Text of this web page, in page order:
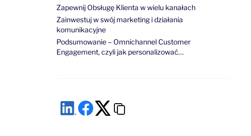
Zapewnij Obsługę Klienta w wielu kanałach
Zainwestuj w swój marketing i działania
komunikacyjne
Podsumowanie – Omnichannel Customer
Engagement, czyli jak personalizować